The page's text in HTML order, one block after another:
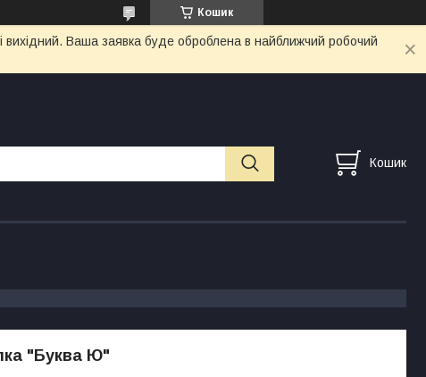
Кошик
вихідний. Ваша заявка буде оброблена в найближчий робочий
Кошик
"Буква Ю"